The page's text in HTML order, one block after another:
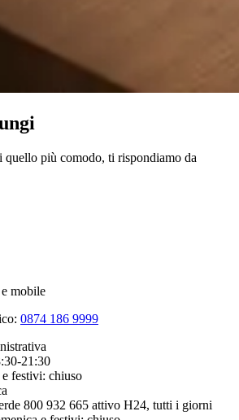
quello più comodo, ti rispondiamo da
mobile
0874 186 9999
21:30
festivi: chiuso
800 932 665 attivo H24, tutti i giorni